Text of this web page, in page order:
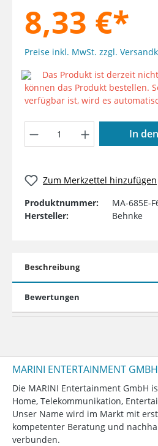
8,33 €*
Preise inkl. MwSt. zzgl.
Das Produkt ist derzeit
können das Produkt bestellen.
verfügbar ist, wird es
Produkt Anzahl:In
Zum Merkzettel hinzufügen
Produktnummer:
MA-685E-
Hersteller:
Behnke
Beschreibung
Bewertungen
MARINI ENTERTAINMENT
Die MARINI Entertainment GmbH
Home, Telekommunikation,
Unser Name wird im Markt mit
kompetenter Beratung und
verbunden.